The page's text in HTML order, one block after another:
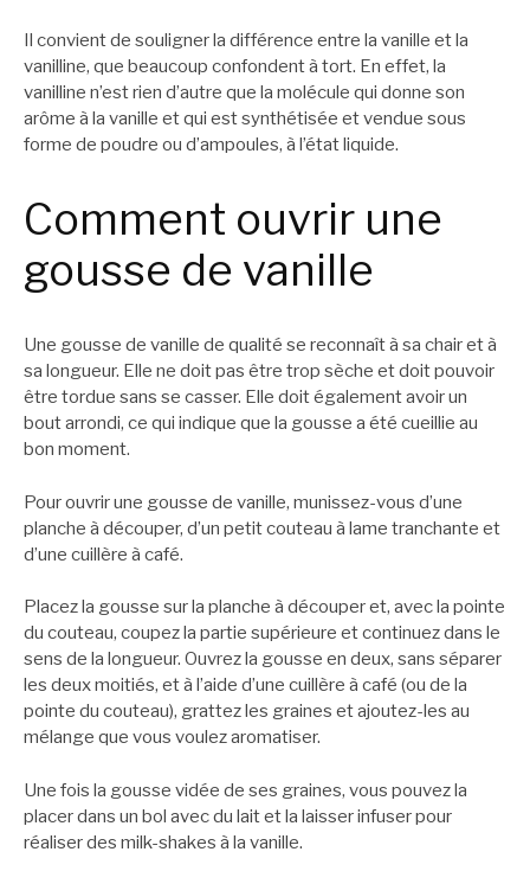
Il convient de souligner la différence entre la vanille et la
vanilline, que beaucoup confondent à tort. En effet, la
vanilline n’est rien d’autre que la molécule qui donne son
arôme à la vanille et qui est synthétisée et vendue sous
forme de poudre ou d’ampoules, à l’état liquide.
Comment ouvrir une
gousse de vanille
Une gousse de vanille de qualité se reconnaît à sa chair et à
sa longueur. Elle ne doit pas être trop sèche et doit pouvoir
être tordue sans se casser. Elle doit également avoir un
bout arrondi, ce qui indique que la gousse a été cueillie au
bon moment.
Pour ouvrir une gousse de vanille, munissez-vous d’une
planche à découper, d’un petit couteau à lame tranchante et
d’une cuillère à café.
Placez la gousse sur la planche à découper et, avec la pointe
du couteau, coupez la partie supérieure et continuez dans le
sens de la longueur. Ouvrez la gousse en deux, sans séparer
les deux moitiés, et à l’aide d’une cuillère à café (ou de la
pointe du couteau), grattez les graines et ajoutez-les au
mélange que vous voulez aromatiser.
Une fois la gousse vidée de ses graines, vous pouvez la
placer dans un bol avec du lait et la laisser infuser pour
réaliser des milk-shakes à la vanille.